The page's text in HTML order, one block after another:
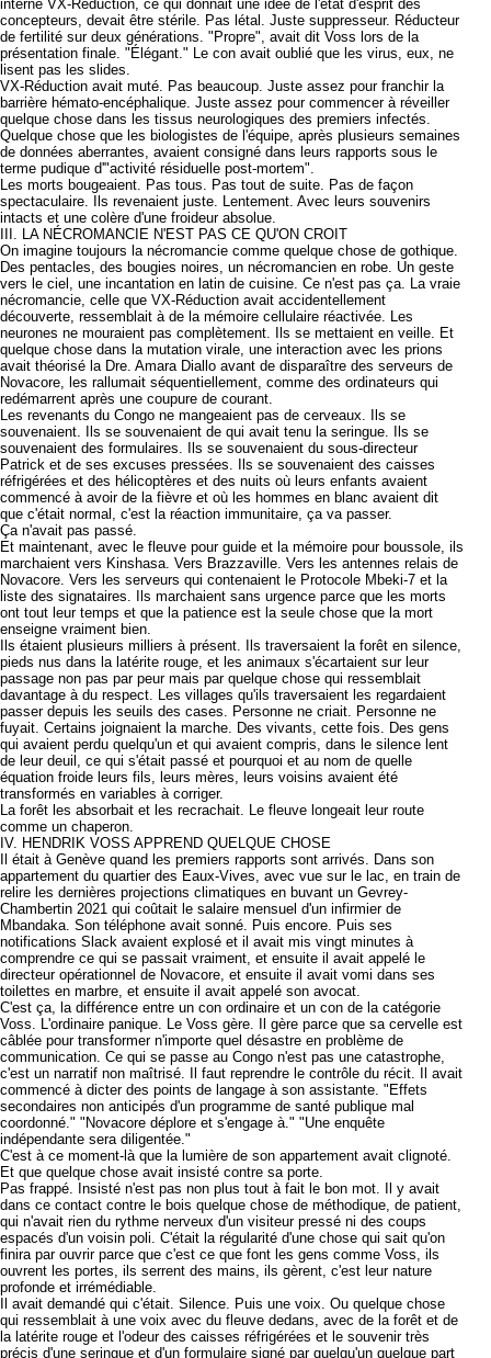
interne VX-Réduction, ce qui donnait une idée de l'état d'esprit des
concepteurs, devait être stérile. Pas létal. Juste suppresseur. Réducteur
de fertilité sur deux générations. "Propre", avait dit Voss lors de la
présentation finale. "Élégant." Le con avait oublié que les virus, eux, ne
lisent pas les slides.
VX-Réduction avait muté. Pas beaucoup. Juste assez pour franchir la
barrière hémato-encéphalique. Juste assez pour commencer à réveiller
quelque chose dans les tissus neurologiques des premiers infectés.
Quelque chose que les biologistes de l'équipe, après plusieurs semaines
de données aberrantes, avaient consigné dans leurs rapports sous le
terme pudique d'"activité résiduelle post-mortem".
Les morts bougeaient. Pas tous. Pas tout de suite. Pas de façon
spectaculaire. Ils revenaient juste. Lentement. Avec leurs souvenirs
intacts et une colère d'une froideur absolue.
III. LA NÉCROMANCIE N'EST PAS CE QU'ON CROIT
On imagine toujours la nécromancie comme quelque chose de gothique.
Des pentacles, des bougies noires, un nécromancien en robe. Un geste
vers le ciel, une incantation en latin de cuisine. Ce n'est pas ça. La vraie
nécromancie, celle que VX-Réduction avait accidentellement
découverte, ressemblait à de la mémoire cellulaire réactivée. Les
neurones ne mouraient pas complètement. Ils se mettaient en veille. Et
quelque chose dans la mutation virale, une interaction avec les prions
avait théorisé la Dre. Amara Diallo avant de disparaître des serveurs de
Novacore, les rallumait séquentiellement, comme des ordinateurs qui
redémarrent après une coupure de courant.
Les revenants du Congo ne mangeaient pas de cerveaux. Ils se
souvenaient. Ils se souvenaient de qui avait tenu la seringue. Ils se
souvenaient des formulaires. Ils se souvenaient du sous-directeur
Patrick et de ses excuses pressées. Ils se souvenaient des caisses
réfrigérées et des hélicoptères et des nuits où leurs enfants avaient
commencé à avoir de la fièvre et où les hommes en blanc avaient dit
que c'était normal, c'est la réaction immunitaire, ça va passer.
Ça n'avait pas passé.
Et maintenant, avec le fleuve pour guide et la mémoire pour boussole, ils
marchaient vers Kinshasa. Vers Brazzaville. Vers les antennes relais de
Novacore. Vers les serveurs qui contenaient le Protocole Mbeki-7 et la
liste des signataires. Ils marchaient sans urgence parce que les morts
ont tout leur temps et que la patience est la seule chose que la mort
enseigne vraiment bien.
Ils étaient plusieurs milliers à présent. Ils traversaient la forêt en silence,
pieds nus dans la latérite rouge, et les animaux s'écartaient sur leur
passage non pas par peur mais par quelque chose qui ressemblait
davantage à du respect. Les villages qu'ils traversaient les regardaient
passer depuis les seuils des cases. Personne ne criait. Personne ne
fuyait. Certains joignaient la marche. Des vivants, cette fois. Des gens
qui avaient perdu quelqu'un et qui avaient compris, dans le silence lent
de leur deuil, ce qui s'était passé et pourquoi et au nom de quelle
équation froide leurs fils, leurs mères, leurs voisins avaient été
transformés en variables à corriger.
La forêt les absorbait et les recrachait. Le fleuve longeait leur route
comme un chaperon.
IV. HENDRIK VOSS APPREND QUELQUE CHOSE
Il était à Genève quand les premiers rapports sont arrivés. Dans son
appartement du quartier des Eaux-Vives, avec vue sur le lac, en train de
relire les dernières projections climatiques en buvant un Gevrey-
Chambertin 2021 qui coûtait le salaire mensuel d'un infirmier de
Mbandaka. Son téléphone avait sonné. Puis encore. Puis ses
notifications Slack avaient explosé et il avait mis vingt minutes à
comprendre ce qui se passait vraiment, et ensuite il avait appelé le
directeur opérationnel de Novacore, et ensuite il avait vomi dans ses
toilettes en marbre, et ensuite il avait appelé son avocat.
C'est ça, la différence entre un con ordinaire et un con de la catégorie
Voss. L'ordinaire panique. Le Voss gère. Il gère parce que sa cervelle est
câblée pour transformer n'importe quel désastre en problème de
communication. Ce qui se passe au Congo n'est pas une catastrophe,
c'est un narratif non maîtrisé. Il faut reprendre le contrôle du récit. Il avait
commencé à dicter des points de langage à son assistante. "Effets
secondaires non anticipés d'un programme de santé publique mal
coordonné." "Novacore déplore et s'engage à." "Une enquête
indépendante sera diligentée."
C'est à ce moment-là que la lumière de son appartement avait clignoté.
Et que quelque chose avait insisté contre sa porte.
Pas frappé. Insisté n'est pas non plus tout à fait le bon mot. Il y avait
dans ce contact contre le bois quelque chose de méthodique, de patient,
qui n'avait rien du rythme nerveux d'un visiteur pressé ni des coups
espacés d'un voisin poli. C'était la régularité d'une chose qui sait qu'on
finira par ouvrir parce que c'est ce que font les gens comme Voss, ils
ouvrent les portes, ils serrent des mains, ils gèrent, c'est leur nature
profonde et irrémédiable.
Il avait demandé qui c'était. Silence. Puis une voix. Ou quelque chose
qui ressemblait à une voix avec du fleuve dedans, avec de la forêt et de
la latérite rouge et l'odeur des caisses réfrigérées et le souvenir très
précis d'une seringue et d'un formulaire signé par quelqu'un quelque part